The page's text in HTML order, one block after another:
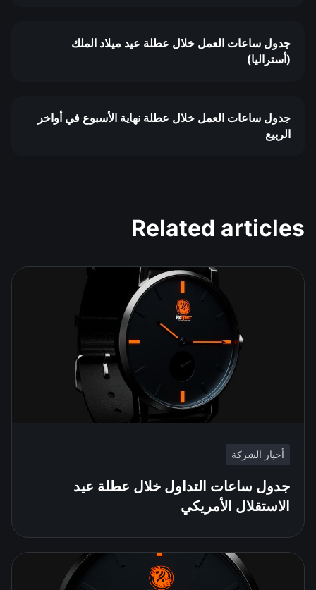
جدول ساعات العمل خلال عطلة عيد ميلاد الملك
(أستراليا)
جدول ساعات العمل خلال عطلة نهاية الأسبوع في أواخر
الربيع
Related articles
أخبار الشركة
جدول ساعات التداول خلال عطلة عيد
الاستقلال الأمريكي